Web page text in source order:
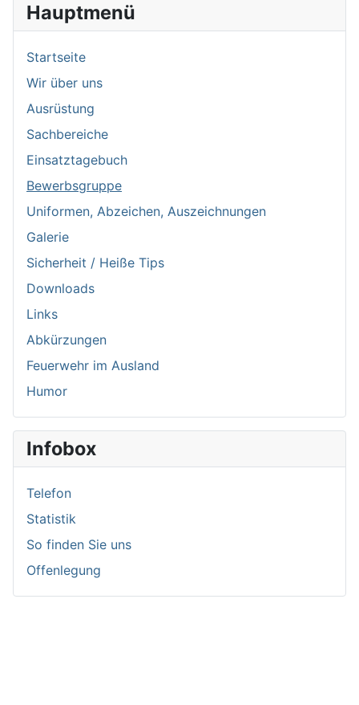
Hauptmenü
Startseite
Wir über uns
Ausrüstung
Sachbereiche
Einsatztagebuch
Bewerbsgruppe
Uniformen, Abzeichen, Auszeichnungen
Galerie
Sicherheit / Heiße Tips
Downloads
Links
Abkürzungen
Feuerwehr im Ausland
Humor
Infobox
Telefon
Statistik
So finden Sie uns
Offenlegung